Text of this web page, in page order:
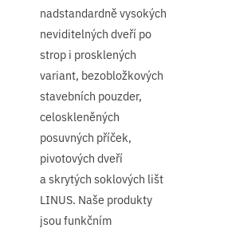
nadstandardně vysokých
neviditelných dveří po
strop i prosklených
variant, bezobložkových
stavebních pouzder,
celoskleněných
posuvných příček,
pivotových dveří
a skrytých soklových lišt
LINUS. Naše produkty
jsou funkčním